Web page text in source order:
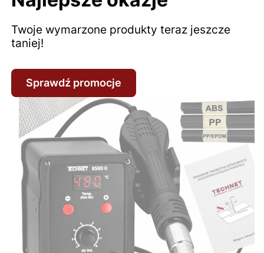
Twoje wymarzone produkty teraz jeszcze
taniej!
Sprawdź promocje